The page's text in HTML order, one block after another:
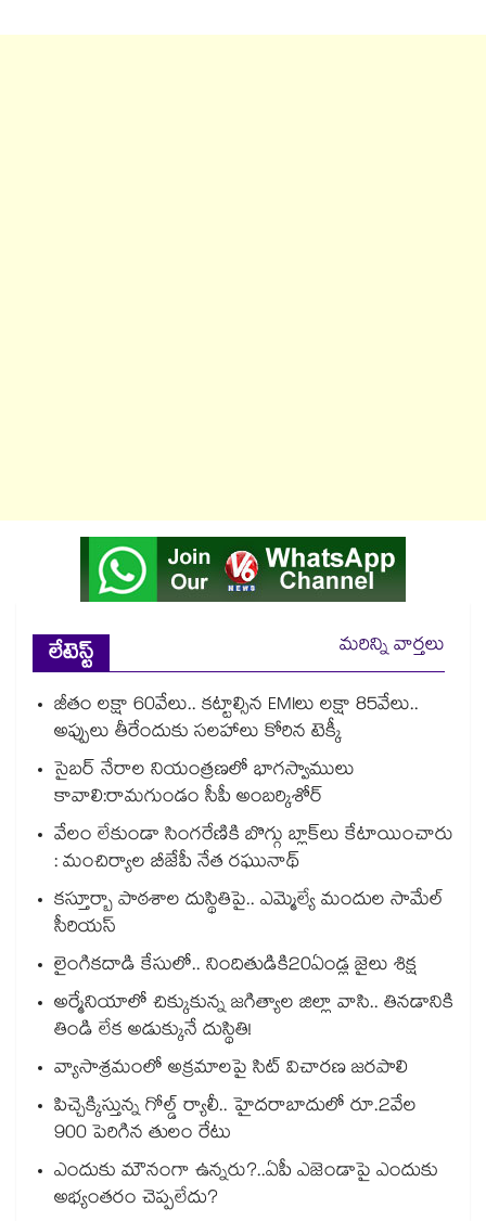
లేటెస్ట్
మరిన్ని వార్తలు
జీతం లక్షా 60వేలు.. కట్టాల్సిన EMIలు లక్షా 85వేలు..
అప్పులు తీరేందుకు సలహాలు కోరిన టెక్కీ
సైబర్ నేరాల నియంత్రణలో భాగస్వాములు
కావాలి:రామగుండం సీపీ అంబర్కిశోర్‌‌‌‌‌‌‌‌‌‌‌‌‌‌‌‌
వేలం లేకుండా సింగరేణికి బొగ్గు బ్లాక్‌‌‌‌‌‌‌‌లు కేటాయించారు
: మంచిర్యాల బీజేపీ నేత రఘునాథ్
కస్తూర్బా పాఠశాల దుస్థితిపై.. ఎమ్మెల్యే మందుల సామేల్
సీరియస్
లైంగికదాడి కేసులో.. నిందితుడికి20ఏండ్ల జైలు శిక్ష
అర్మేనియాలో చిక్కుకున్న జగిత్యాల జిల్లా వాసి.. తినడానికి
తిండి లేక అడుక్కునే దుస్థితి!
వ్యాసాశ్రమంలో అక్రమాలపై సిట్‌‌‌‌‌‌‌‌‌‌‌‌‌‌‌‌‌‌‌‌‌‌‌‌‌‌‌‌‌‌‌‌ విచారణ జరపాలి
పిచ్చెక్కిస్తున్న గోల్డ్ ర్యాలీ.. హైదరాబాదులో రూ.2వేల
900 పెరిగిన తులం రేటు
ఎందుకు మౌనంగా ఉన్నరు?..ఏపీ ఎజెండాపై ఎందుకు
అభ్యంతరం చెప్పలేదు?